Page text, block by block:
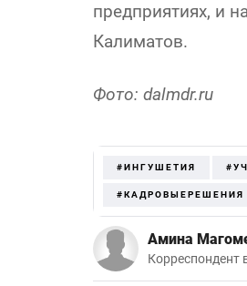
предприятиях, и
Калиматов.
Фото: dalmdr.ru
#ИНГУШЕТИЯ
#КАДРОВЫЕРЕШЕНИЯ
Амина
Корреспондент